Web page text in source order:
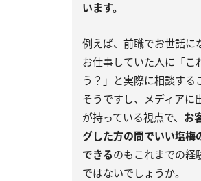
います。
例えば、前職でお世話に
お仕事していた人に「こ
う？」と実際に相談する
そうですし、メディアに
が持っている視点で、 お
グした方の間でいい塩梅
できるのもこれまでの経
ではないでしょうか。